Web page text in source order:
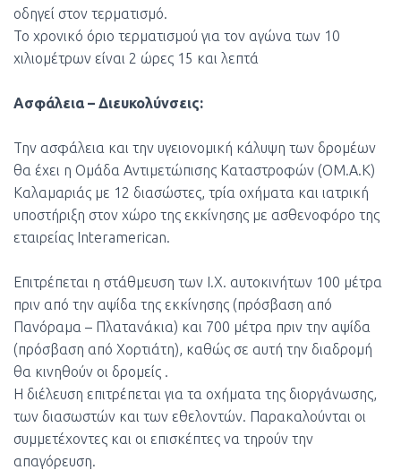
οδηγεί στον τερματισμό.
Το χρονικό όριο τερματισμού για τον αγώνα των 10
χιλιομέτρων είναι 2 ώρες 15 και λεπτά
Ασφάλεια – Διευκολύνσεις:
Την ασφάλεια και την υγειονομική κάλυψη των δρομέων
θα έχει η Ομάδα Αντιμετώπισης Καταστροφών (ΟΜ.Α.Κ)
Καλαμαριάς με 12 διασώστες, τρία οχήματα και ιατρική
υποστήριξη στον χώρο της εκκίνησης με ασθενοφόρο της
εταιρείας Interamerican.
Επιτρέπεται η στάθμευση των Ι.Χ. αυτοκινήτων 100 μέτρα
πριν από την αψίδα της εκκίνησης (πρόσβαση από
Πανόραμα – Πλατανάκια) και 700 μέτρα πριν την αψίδα
(πρόσβαση από Χορτιάτη), καθώς σε αυτή την διαδρομή
θα κινηθούν οι δρομείς .
Η διέλευση επιτρέπεται για τα οχήματα της διοργάνωσης,
των διασωστών και των εθελοντών. Παρακαλούνται οι
συμμετέχοντες και οι επισκέπτες να τηρούν την
απαγόρευση.